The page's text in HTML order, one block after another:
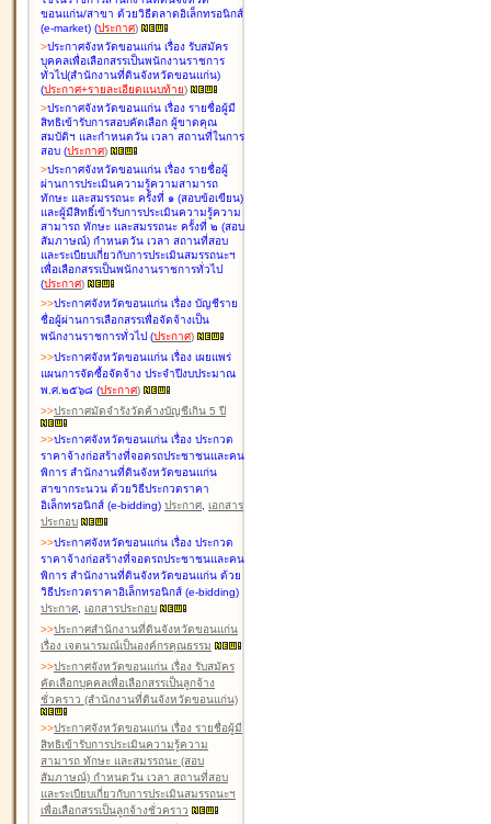
ขอนแก่น/สาขา ด้วยวิธีตลาดอิเล็กทรอนิกส์
(e-market) (ประกาศ)
>ประกาศจังหวัดขอนแก่น เรื่อง รับสมัคร
บุคคลเพื่อเลือกสรรเป็นพนักงานราชการ
ทั่วไป(สำนักงานที่ดินจังหวัดขอนแก่น)
(ประกาศ+รายละเอียดแนบท้าย)
>ประกาศจังหวัดขอนแก่น เรื่อง รายชื่อผู้มี
สิทธิเข้ารับการสอบคัดเลือก ผู้ขาดคุณ
สมบัติฯ และกำหนดวัน เวลา สถานที่ในการ
สอบ (ประกาศ)
>ประกาศจังหวัดขอนแก่น เรื่อง รายชื่อผู้
ผ่านการประเมินความรู้ความสามารถ
ทักษะ และสมรรถนะ ครั้งที่ ๑ (สอบข้อเขียน)
และผู้มีสิทธิ์เข้ารับการประเมินความรู้ความ
สามารถ ทักษะ และสมรรถนะ ครั้งที่ ๒ (สอบ
สัมภาษณ์) กำหนดวัน เวลา สถานที่สอบ
และระเบียบเกี่ยวกับการประเมินสมรรถนะฯ
เพื่อเลือกสรรเป็นพนักงานราชการทั่วไป
(ประกาศ)
>>ประกาศจังหวัดขอนแก่น เรื่อง บัญชีราย
ชื่อผู้ผ่านการเลือกสรรเพื่อจัดจ้างเป็น
พนักงานราชการทั่วไป (ประกาศ)
>>ประกาศจังหวัดขอนแก่น เรื่อง เผยแพร่
แผนการจัดซื้อจัดจ้าง ประจำปีงบประมาณ
พ.ศ.๒๕๖๘ (ประกาศ)
>>ประกาศมัดจำรังวัดค้างบัญชีเกิน 5 ปี
>>ประกาศจังหวัดขอนแก่น เรื่อง ประกวด
ราคาจ้างก่อสร้างที่จอดรถประชาชนและคน
พิการ สำนักงานที่ดินจังหวัดขอนแก่น
สาขากระนวน ด้วยวิธีประกวดราคา
อิเล็กทรอนิกส์ (e-bidding) ประกาศ, เอกสาร
ประกอบ
>>ประกาศจังหวัดขอนแก่น เรื่อง ประกวด
ราคาจ้างก่อสร้างที่จอดรถประชาชนและคน
พิการ สำนักงานที่ดินจังหวัดขอนแก่น ด้วย
วิธีประกวดราคาอิเล็กทรอนิกส์ (e-bidding)
ประกาศ, เอกสารประกอบ
>>ประกาศสำนักงานที่ดินจังหวัดขอนแก่น
เรื่อง เจตนารมณ์เป็นองค์กรคุณธรรม
>>ประกาศจังหวัดขอนแก่น เรื่อง รับสมัคร
คัดเลือกบุคคลเพื่อเลือกสรรเป็นลูกจ้าง
ชั่วคราว (สำนักงานที่ดินจังหวัดขอนแก่น)
>>ประกาศจังหวัดขอนแก่น เรื่อง รายชื่อผู้มี
สิทธิเข้ารับการประเมินความรู้ความ
สามารถ ทักษะ และสมรรถนะ (สอบ
สัมภาษณ์) กำหนดวัน เวลา สถานที่สอบ
และระเบียบเกี่ยวกับการประเมินสมรรถนะฯ
เพื่อเลือกสรรเป็นลูกจ้างชั่วคราว